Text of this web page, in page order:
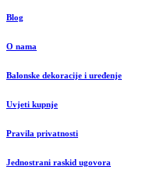
Blog
O nama
Balonske dekoracije i uređenje
Uvjeti kupnje
Pravila privatnosti
Jednostrani raskid ugovora